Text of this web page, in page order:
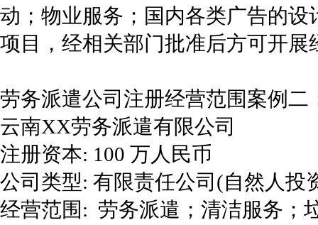
动；物业服务；国内各类广告的
项目，经相关部门批准后方可开展
劳务派遣公司注册经营范围案例二
云南XX劳务派遣有限公司
注册资本: 100 万人民币
公司类型: 有限责任公司(自然人投
经营范围: 劳务派遣；清洁服务；